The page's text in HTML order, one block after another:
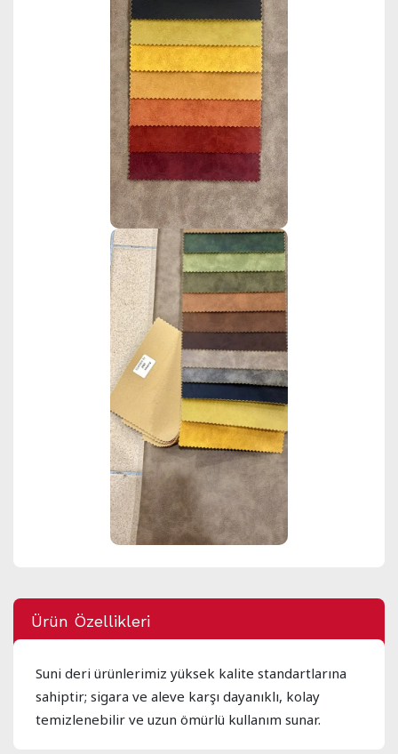
Ürün Özellikleri
Suni deri ürünlerimiz yüksek kalite standartlarına
sahiptir; sigara ve aleve karşı dayanıklı, kolay
temizlenebilir ve uzun ömürlü kullanım sunar.